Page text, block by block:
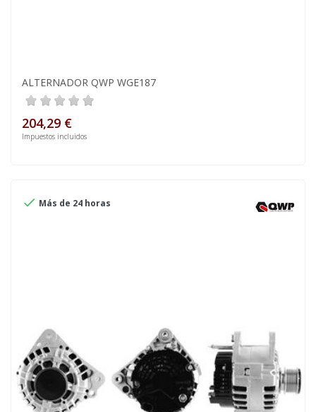
ALTERNADOR QWP WGE187
204,29 €
Impuestos incluidos
 Más de 24 horas